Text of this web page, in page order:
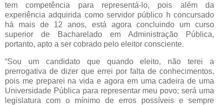
tem competência para representá-lo, pois além da
experiência adquirida como servidor público h concursado
há mais de 12 anos, está agora concluindo um curso
superior de Bacharelado em Administração Pública,
portanto, apto a ser cobrado pelo eleitor consciente.
“Sou um candidato que quando eleito, não terei a
prerrogativa de dizer que errei por falta de conhecimentos,
pois me preparei na vida e agora em uma cadeira de uma
Universidade Pública para representar meu povo; será uma
legislatura com o mínimo de erros possíveis e sempre